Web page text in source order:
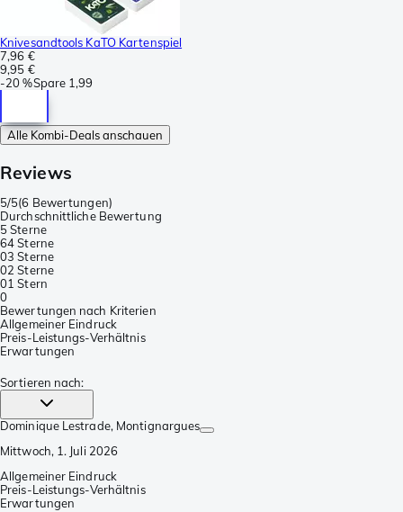
Knivesandtools KaTO Kartenspiel
7,96 €
9,95 €
-20 %Spare 1,99
Alle Kombi-Deals anschauen
Reviews
5/5(6 Bewertungen)
Durchschnittliche Bewertung
5 Sterne
64 Sterne
03 Sterne
02 Sterne
01 Stern
0
Bewertungen nach Kriterien
Allgemeiner Eindruck
Preis-Leistungs-Verhältnis
Erwartungen
Sortieren nach:
Dominique Lestrade, Montignargues
Mittwoch, 1. Juli 2026
Allgemeiner Eindruck
Preis-Leistungs-Verhältnis
Erwartungen